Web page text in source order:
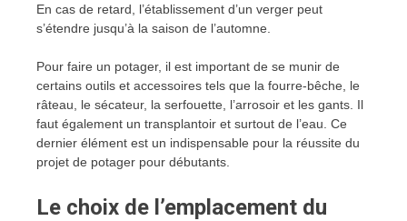
En cas de retard, l’établissement d’un verger peut
s’étendre jusqu’à la saison de l’automne.
Pour faire un potager, il est important de se munir de
certains outils et accessoires tels que la fourre-bêche, le
râteau, le sécateur, la serfouette, l’arrosoir et les gants. Il
faut également un transplantoir et surtout de l’eau. Ce
dernier élément est un indispensable pour la réussite du
projet de potager pour débutants.
Le choix de l’emplacement du